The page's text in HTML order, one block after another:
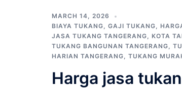
MARCH 14, 2026
BIAYA TUKANG, GAJI TUKANG,
JASA TUKANG TANGERANG, KOTA
TUKANG BANGUNAN TANGERANG,
HARIAN TANGERANG, TUKANG
Harga jasa